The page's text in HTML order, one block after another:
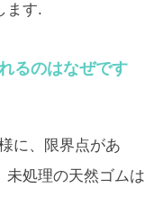
ます.
るのはなぜです
に、限界点があ
未処理の天然ゴムは